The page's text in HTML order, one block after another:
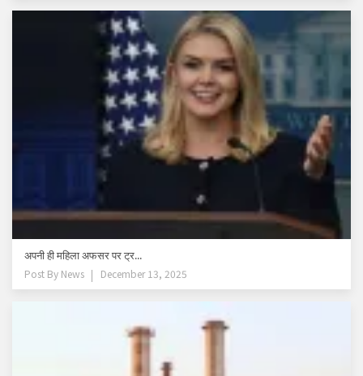
अपनी ही महिला अफसर पर ट्र...
Post By News December 13, 2025